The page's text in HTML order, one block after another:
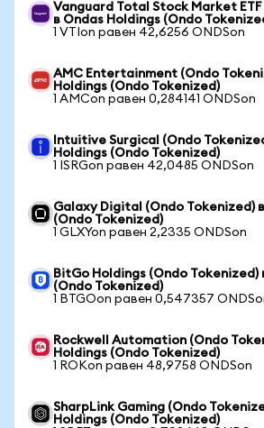
Vanguard Total Stock Market
в Ondas Holdings (Ondo
1 VTIon равен 42,6256 ONDSon
AMC Entertainment (Ondo
Holdings (Ondo Tokenized)
1 AMCon равен 0,284141 ONDSon
Intuitive Surgical (Ondo
Holdings (Ondo Tokenized)
1 ISRGon равен 42,0485 ONDSon
Galaxy Digital (Ondo Tokenized)
(Ondo Tokenized)
1 GLXYon равен 2,2335 ONDSon
BitGo Holdings (Ondo Tokenized)
(Ondo Tokenized)
1 BTGOon равен 0,547357
Rockwell Automation (Ondo
Holdings (Ondo Tokenized)
1 ROKon равен 48,9758 ONDSon
SharpLink Gaming (Ondo
Holdings (Ondo Tokenized)